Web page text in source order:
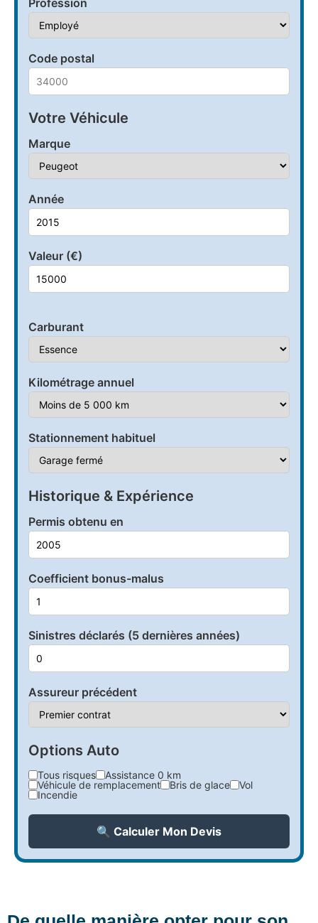
Code postal
Votre Véhicule
Marque
Année
Valeur (€)
Carburant
Kilométrage annuel
Stationnement habituel
Historique & Expérience
Permis obtenu en
Coefficient bonus-malus
Sinistres déclarés (5 dernières années)
Assureur précédent
Options Auto
Tous risques
Assistance 0 km
Véhicule de remplacement
Bris de glace
Vol
Incendie
🔍 Calculer Mon Devis